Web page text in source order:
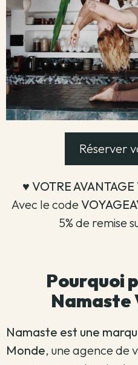
Réserver
♥️ VOTRE
Avec le code
5% de remise
Pourquoi
Namaste
Namaste est une
Monde, une agence de